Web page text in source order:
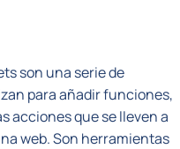
son una serie de
para añadir funciones,
acciones que se lleven a
web. Son herramientas